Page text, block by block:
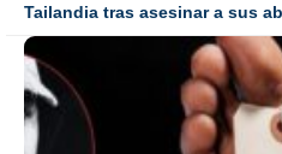
Tailandia tras asesinar a sus